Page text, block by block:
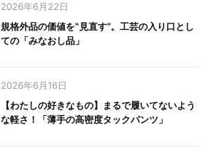
2026年6月22日
規格外品の価値を‟見直す”。工芸の入り口とし
ての「みなおし品」
2026年6月16日
【わたしの好きなもの】まるで履いてないよう
な軽さ！「薄手の高密度タックパンツ」